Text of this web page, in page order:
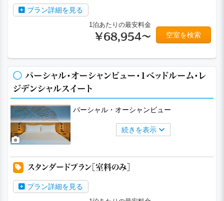
プラン詳細を見る
1泊あたりの最安料金
￥68,954～ 空室を検索
パーシャル・オーシャンビュー・1ベッドルーム・レ
ジデンシャルスイート
パーシャル・オーシャンビュー
続きを表示
スタンダードプラン［室料のみ］
プラン詳細を見る